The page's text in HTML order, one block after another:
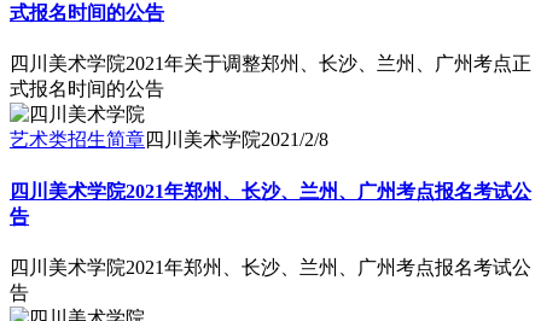
式报名时间的公告
四川美术学院2021年关于调整郑州、长沙、兰州、广州考点正
式报名时间的公告
艺术类招生简章四川美术学院2021/2/8
四川美术学院2021年郑州、长沙、兰州、广州考点报名考试公
告
四川美术学院2021年郑州、长沙、兰州、广州考点报名考试公
告